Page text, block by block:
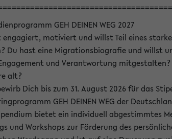
GEH DEINEN WEG 2027
engagiert, motiviert und willst Teil eines
Du hast eine Migrationsbiografie und willst
und Verantwortung mitgestalten?
alt?
Dich bis zum 31. August 2026 für das
GEH DEINEN WEG der
bietet ein individuell abgestimmtes
und Workshops zur Förderung des